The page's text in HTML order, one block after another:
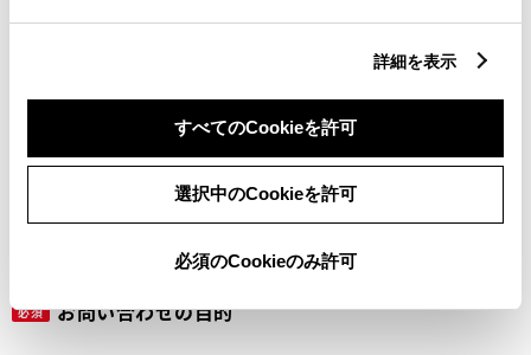
詳細を表示
すべてのCookieを許可
選択中のCookieを許可
必須のCookieのみ許可
メールアドレス
必須 お問い合わせの目的